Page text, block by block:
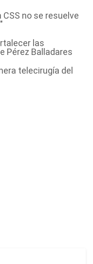
no se resuelve
las
Pérez Balladares
telecirugía del